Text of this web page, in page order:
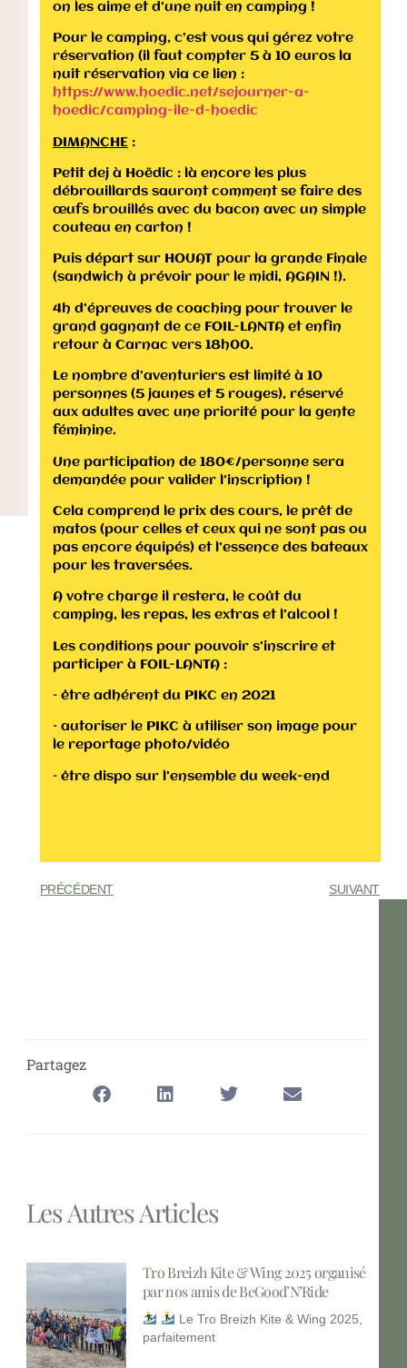
on les aime et d’une nuit en camping !
Pour le camping, c’est vous qui gérez votre
réservation (il faut compter 5 à 10 euros la
nuit réservation via ce lien :
https://www.hoedic.net/sejourner-a-
hoedic/camping-ile-d-hoedic
DIMANCHE:
Petit dej à Hoëdic : là encore les plus
débrouillards sauront comment se faire des
œufs brouillés avec du bacon avec un simple
couteau en carton !
Puis départ sur HOUAT pour la grande Finale
(sandwich à prévoir pour le midi, AGAIN !).
4h d’épreuves de coaching pour trouver le
grand gagnant de ce FOIL-LANTA et enfin
retour à Carnac vers 18h00.
Le nombre d’aventuriers est limité à 10
personnes (5 jaunes et 5 rouges), réservé
aux adultes avec une priorité pour la gente
féminine.
Une participation de 180€/personne sera
demandée pour valider l’inscription !
Cela comprend le prix des cours, le prêt de
matos (pour celles et ceux qui ne sont pas ou
pas encore équipés) et l’essence des bateaux
pour les traversées.
A votre charge il restera, le coût du
camping, les repas, les extras et l’alcool !
Les conditions pour pouvoir s’inscrire et
participer à FOIL-LANTA :
– être adhérent du PIKC en 2021
– autoriser le PIKC à utiliser son image pour
le reportage photo/vidéo
– être dispo sur l’ensemble du week-end
PRÉCÉDENT SUIVANT
Partagez
Les Autres Articles
Tro Breizh Kite & Wing 2025 organisé
par nos amis de BeGood’N’Ride
Le Tro Breizh Kite & Wing 2025,
parfaitement